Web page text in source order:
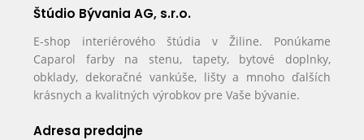
Štúdio Bývania AG, s.r.o.
E-shop interiérového štúdia v Žiline. Ponúkame
Caparol farby na stenu, tapety, bytové doplnky,
obklady, dekoračné vankúše, lišty a mnoho ďalších
krásnych a kvalitných výrobkov pre Vaše bývanie.
Adresa predajne